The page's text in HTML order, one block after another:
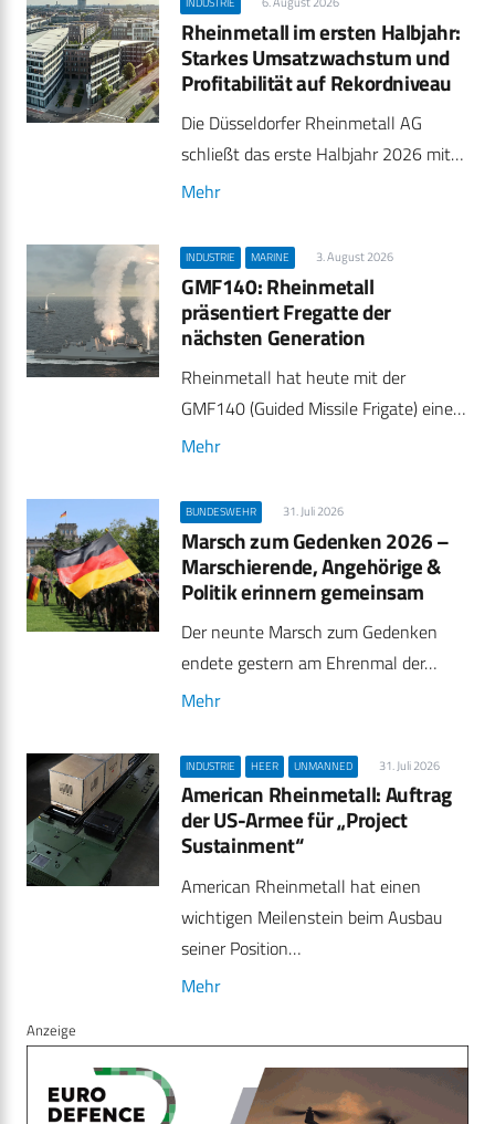
Rheinmetall im ersten Halbjahr:
Starkes Umsatzwachstum und
Profitabilität auf Rekordniveau
Die Düsseldorfer Rheinmetall AG
schließt das erste Halbjahr 2026 mit…
Mehr
INDUSTRIE MARINE 3. August 2026
GMF140: Rheinmetall
präsentiert Fregatte der
nächsten Generation
Rheinmetall hat heute mit der
GMF140 (Guided Missile Frigate) eine…
Mehr
BUNDESWEHR 31. Juli 2026
Marsch zum Gedenken 2026 –
Marschierende, Angehörige &
Politik erinnern gemeinsam
Der neunte Marsch zum Gedenken
endete gestern am Ehrenmal der…
Mehr
INDUSTRIE HEER UNMANNED 31. Juli 2026
American Rheinmetall: Auftrag
der US-Armee für „Project
Sustainment“
American Rheinmetall hat einen
wichtigen Meilenstein beim Ausbau
seiner Position…
Mehr
Anzeige